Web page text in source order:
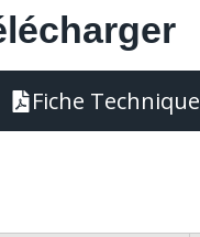
Fiche Technique